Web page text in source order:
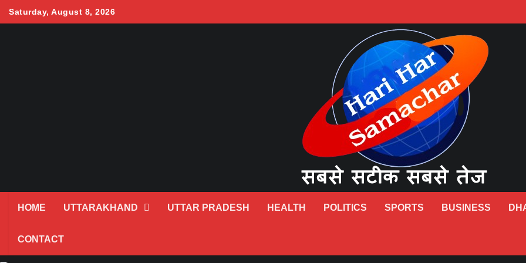
Saturday, August 8, 2026
HOME UTTARAKHAND UTTAR PRADESH HEALTH POLITICS SPORTS BUSINESS
CONTACT